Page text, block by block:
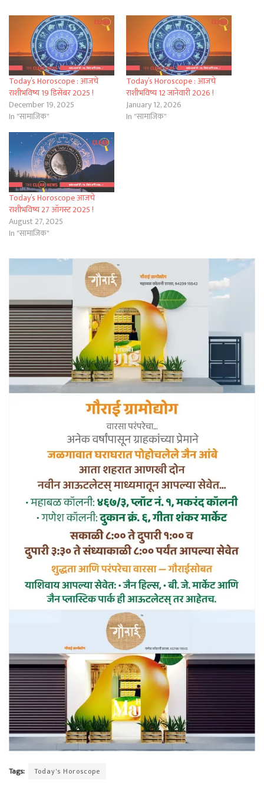
Today’s Horoscope : आजचे
राशीभविष्य 19 डिसेंबर 2025 !
December 19, 2025
In "सामाजिक"
Today’s Horoscope : आजचे
राशीभविष्य 12 जानेवारी 2026 !
January 12, 2026
In "सामाजिक"
Today’s Horoscope आजचे
राशीभविष्य 27 ऑगस्ट 2025 !
August 27, 2025
In "सामाजिक"
Tags: Today's Horoscope